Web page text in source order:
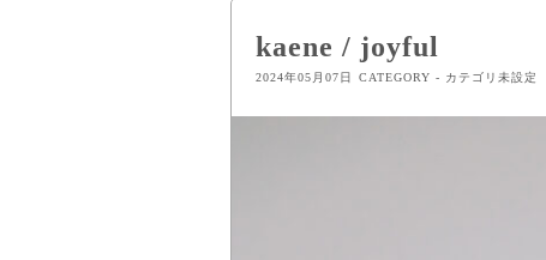
kaene / joyful
2024年05月07日 CATEGORY - カテゴリ未設定